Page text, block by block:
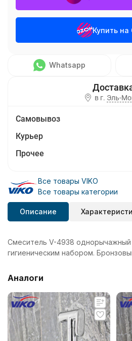
Купить на
Whatsapp
в г. Эль-
Самовывоз
Курьер
Прочее
Все товары VIKO
Все товары категории
Описание
Смеситель V-4938
гигиеническим набором.
Аналоги